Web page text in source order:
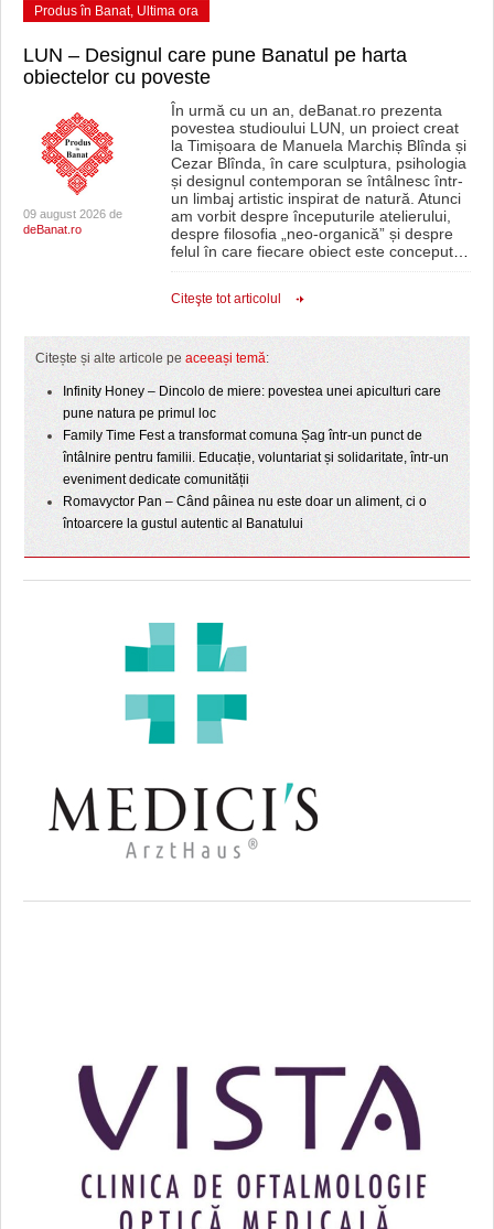
Produs în Banat, Ultima ora
LUN – Designul care pune Banatul pe harta
obiectelor cu poveste
09 august 2026 de
deBanat.ro
În urmă cu un an, deBanat.ro prezenta
povestea studioului LUN, un proiect creat
la Timișoara de Manuela Marchiș Blînda și
Cezar Blînda, în care sculptura, psihologia
și designul contemporan se întâlnesc într-
un limbaj artistic inspirat de natură. Atunci
am vorbit despre începuturile atelierului,
despre filosofia „neo-organică” și despre
felul în care fiecare obiect este conceput…
Citeşte tot articolul
Citește și alte articole pe aceeași temă:
Infinity Honey – Dincolo de miere: povestea unei apiculturi care
pune natura pe primul loc
Family Time Fest a transformat comuna Șag într-un punct de
întâlnire pentru familii. Educație, voluntariat și solidaritate, într-un
eveniment dedicate comunității
Romavyctor Pan – Când pâinea nu este doar un aliment, ci o
întoarcere la gustul autentic al Banatului